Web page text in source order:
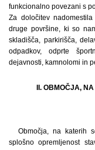
funkcionalno povezani s
Za določitev
druge površine, ki so
skladišča, parkirišča,
odpadkov, odprte
dejavnosti, kamnolomi in
II. OBMOČJA,
Območja, na katerih
splošno opremljenost